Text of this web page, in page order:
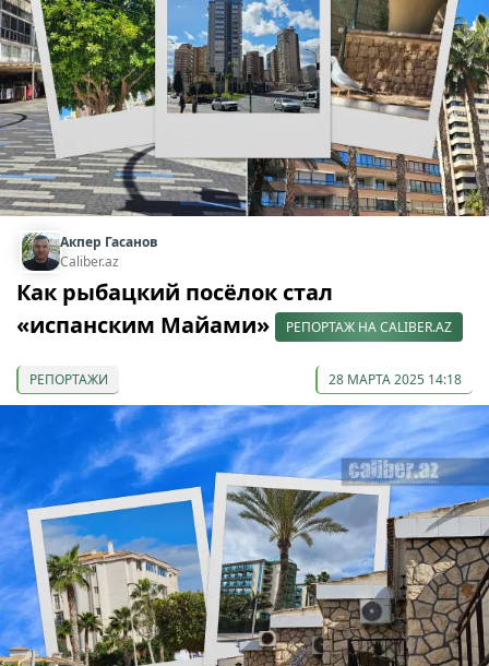
Акпер Гасанов
Caliber.az
Как рыбацкий посёлок стал
«испанским Майами»
РЕПОРТАЖ НА CALIBER.AZ
РЕПОРТАЖИ 28 МАРТА 2025 14:18